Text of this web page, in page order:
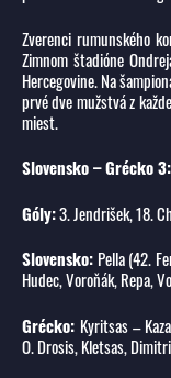
Zverenci rumunského
Zimnom štadióne
Hercegovine. Na
prvé dve mužstvá z
miest.
Slovensko – Grécko
Góly:3. Jendrišek, 18.
Slovensko: Pella (42.
Hudec, Voroňák, Repa,
Grécko: Kyritsas –
O. Drosis, Kletsas,